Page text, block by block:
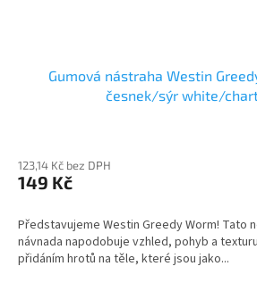
Gumová nástraha Westin
česnek/sýr white/
123,14 Kč bez DPH
149 Kč
Představujeme Westin Greedy Worm! Tato
návnada napodobuje vzhled, pohyb a
přidáním hrotů na těle, které jsou jako...